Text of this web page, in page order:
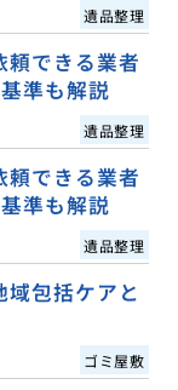
遺品整理
頼できる業者
準も解説
遺品整理
頼できる業者
準も解説
遺品整理
域包括ケアと
ゴミ屋敷